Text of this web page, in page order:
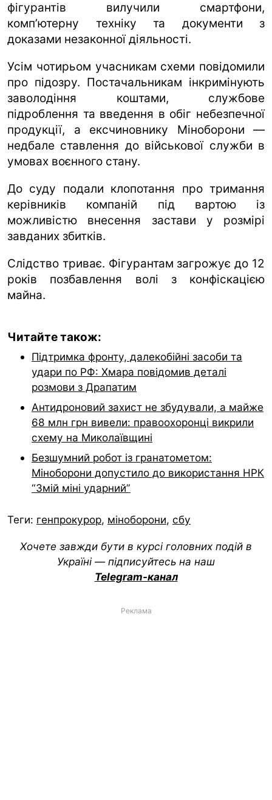
фігурантів вилучили смартфони,
комп’ютерну техніку та документи з
доказами незаконної діяльності.
Усім чотирьом учасникам схеми повідомили
про підозру. Постачальникам інкримінують
заволодіння коштами, службове
підроблення та введення в обіг небезпечної
продукції, а ексчиновнику Міноборони —
недбале ставлення до військової служби в
умовах воєнного стану.
До суду подали клопотання про тримання
керівників компаній під вартою із
можливістю внесення застави у розмірі
завданих збитків.
Слідство триває. Фігурантам загрожує до 12
років позбавлення волі з конфіскацією
майна.
Читайте також:
Підтримка фронту, далекобійні засоби та
удари по РФ: Хмара повідомив деталі
розмови з Драпатим
Антидроновий захист не збудували, а майже
68 млн грн вивели: правоохоронці викрили
схему на Миколаївщині
Безшумний робот із гранатометом:
Міноборони допустило до використання НРК
“Змій міні ударний”
Теги: генпрокурор, міноборони, сбу
Хочете завжди бути в курсі головних подій в
Україні — підписуйтесь на наш
Telegram-канал
Реклама